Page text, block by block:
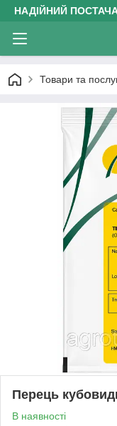
НАДІЙНИЙ
Товари та
Перець
В наявності